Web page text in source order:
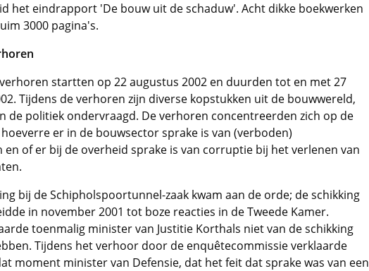
het eindrapport 'De bouw uit de schaduw'. Acht dikke boekwerken
3000 pagina's.
startten op 22 augustus 2002 en duurden tot en met 27
Tijdens de verhoren zijn diverse kopstukken uit de bouwwereld,
de politiek ondervraagd. De verhoren concentreerden zich op de
er in de bouwsector sprake is van (verboden)
en of er bij de overheid sprake is van corruptie bij het verlenen van
bij de Schipholspoortunnel-zaak kwam aan de orde; de schikking
in november 2001 tot boze reacties in de Tweede Kamer.
toenmalig minister van Justitie Korthals niet van de schikking
Tijdens het verhoor door de enquêtecommissie verklaarde
moment minister van Defensie, dat het feit dat sprake was van een